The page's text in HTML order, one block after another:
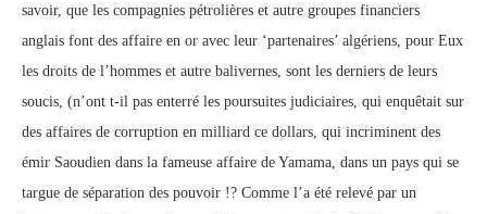
savoir, que les compagnies pétrolières et autre groupes financiers
anglais font des affaire en or avec leur ‘partenaires’ algériens, pour Eux
les droits de l’hommes et autre balivernes, sont les derniers de leurs
soucis, (n’ont t-il pas enterré les poursuites judiciaires, qui enquêtait sur
des affaires de corruption en milliard ce dollars, qui incriminent des
émir Saoudien dans la fameuse affaire de Yamama, dans un pays qui se
targue de séparation des pouvoir !? Comme l’a été relevé par un